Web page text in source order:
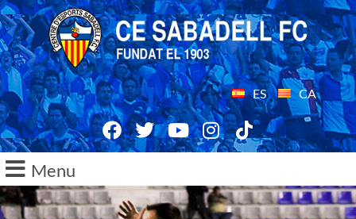
ES CA
Menu